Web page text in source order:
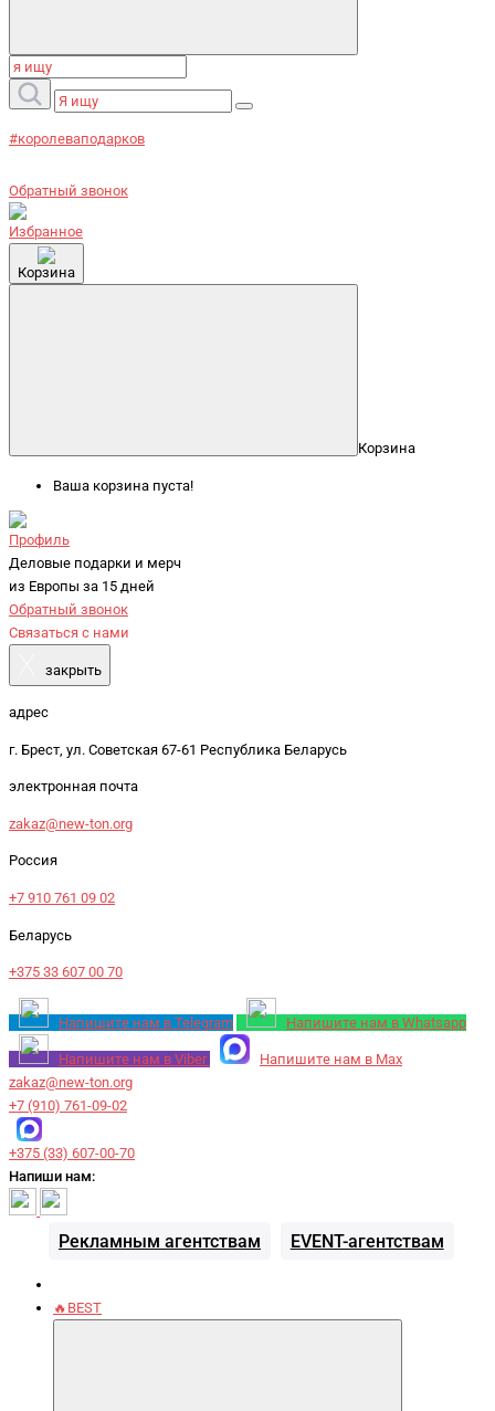
#королеваподарков
Обратный звонок
Избранное
Корзина
Корзина
Ваша корзина пуста!
Профиль
Деловые подарки и мерч
из Европы за 15 дней
Обратный звонок
Связаться с нами
закрыть
адрес
г. Брест, ул. Советская 67-61 Республика Беларусь
электронная почта
zakaz@new-ton.org
Россия
+7 910 761 09 02
Беларусь
+375 33 607 00 70
Напишите нам в Telegram Напишите нам в Whatsapp
Напишите нам в Viber
Напишите нам в Max
zakaz@new-ton.org
+7 (910) 761-09-02
+375 (33) 607-00-70
Напиши нам:
Рекламным агентствам EVENT-агентствам
🔥BEST